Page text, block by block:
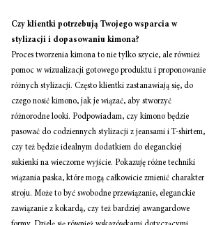
Czy klientki potrzebują Twojego wsparcia w
stylizacji i dopasowaniu kimona?
Proces tworzenia kimona to nie tylko szycie, ale również
pomoc w wizualizacji gotowego produktu i proponowanie
różnych stylizacji. Często klientki zastanawiają się, do
czego nosić kimono, jak je wiązać, aby stworzyć
różnorodne looki. Podpowiadam, czy kimono będzie
pasować do codziennych stylizacji z jeansami i T-shirtem,
czy też będzie idealnym dodatkiem do eleganckiej
sukienki na wieczorne wyjście. Pokazuję różne techniki
wiązania paska, które mogą całkowicie zmienić charakter
stroju. Może to być swobodne przewiązanie, eleganckie
zawiązanie z kokardą, czy też bardziej awangardowe